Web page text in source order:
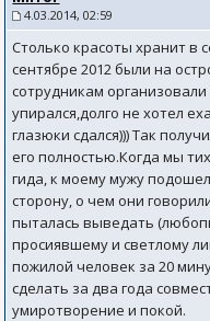
4.03.2014, 02:59
Столько красоты хранит в
сентябре 2012 были на
сотрудникам
упирался,долго не хотел
глазюки сдался))) Так
его полностью.Когда мы
гида, к моему мужу
сторону, о чем они
пыталась выведать
просиявшему и светлому
пожилой человек за 20
сделать за два года
умиротворение и покой.